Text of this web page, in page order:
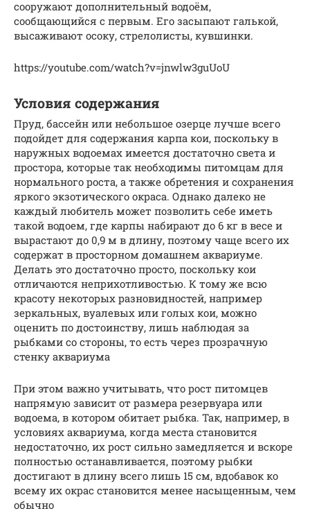
сооружают дополнительный водоём,
сообщающийся с первым. Его засыпают галькой,
высаживают осоку, стрелолисты, кувшинки.
https://youtube.com/watch?v=jnwlw3guUoU
Условия содержания
Пруд, бассейн или небольшое озерце лучше всего
подойдет для содержания карпа кои, поскольку в
наружных водоемах имеется достаточно света и
простора, которые так необходимы питомцам для
нормального роста, а также обретения и сохранения
яркого экзотического окраса. Однако далеко не
каждый любитель может позволить себе иметь
такой водоем, где карпы набирают до 6 кг в весе и
вырастают до 0,9 м в длину, поэтому чаще всего их
содержат в просторном домашнем аквариуме.
Делать это достаточно просто, поскольку кои
отличаются неприхотливостью. К тому же всю
красоту некоторых разновидностей, например
зеркальных, вуалевых или голых кои, можно
оценить по достоинству, лишь наблюдая за
рыбками со стороны, то есть через прозрачную
стенку аквариума
При этом важно учитывать, что рост питомцев
напрямую зависит от размера резервуара или
водоема, в котором обитает рыбка. Так, например, в
условиях аквариума, когда места становится
недостаточно, их рост сильно замедляется и вскоре
полностью останавливается, поэтому рыбки
достигают в длину всего лишь 15 см, вдобавок ко
всему их окрас становится менее насыщенным, чем
обычно